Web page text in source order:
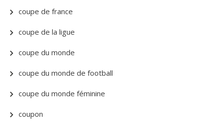
coupe de france
coupe de la ligue
coupe du monde
coupe du monde de football
coupe du monde féminine
coupon